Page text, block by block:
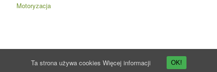
Motoryzacja
© Copyright -Przyspieszenie.pl
Ta strona używa cookies Więcej informacji OK!